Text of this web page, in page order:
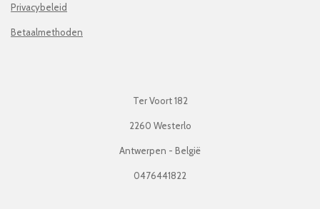
Privacybeleid
Betaalmethoden
Ter Voort 182
2260 Westerlo
Antwerpen - België
0476441822